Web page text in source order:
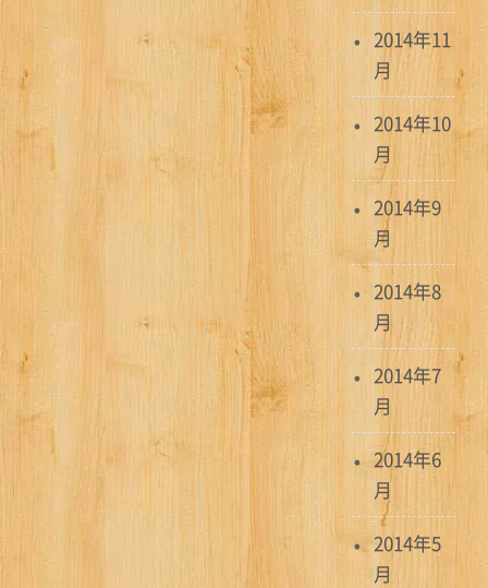
2014年11
月
2014年10
月
2014年9
月
2014年8
月
2014年7
月
2014年6
月
2014年5
月